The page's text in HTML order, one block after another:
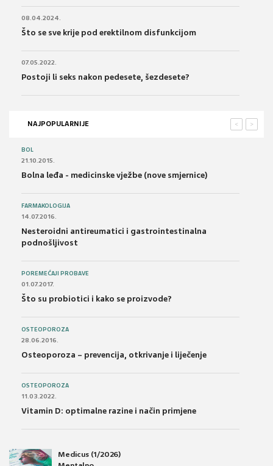
08.04.2024.
Što se sve krije pod erektilnom disfunkcijom
07.05.2022.
Postoji li seks nakon pedesete, šezdesete?
NAJPOPULARNIJE >
<
BOL
21.10.2015.
Bolna leđa - medicinske vježbe (nove smjernice)
FARMAKOLOGIJA
14.07.2016.
Nesteroidni antireumatici i gastrointestinalna
podnošljivost
POREMEĆAJI PROBAVE
01.07.2017.
Što su probiotici i kako se proizvode?
OSTEOPOROZA
28.06.2016.
Osteoporoza – prevencija, otkrivanje i liječenje
OSTEOPOROZA
11.03.2022.
Vitamin D: optimalne razine i način primjene
Medicus (1/2026)